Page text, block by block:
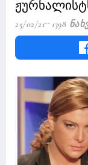
25/02/21 1398